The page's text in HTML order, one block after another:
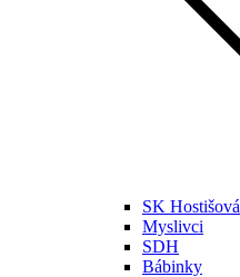
SK Hostišová
Myslivci
SDH
Bábinky